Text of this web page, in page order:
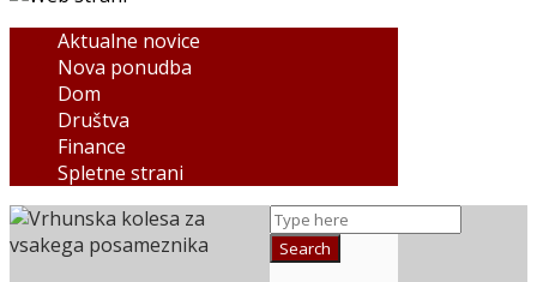
Aktualne novice
Nova ponudba
Dom
Društva
Finance
Spletne strani